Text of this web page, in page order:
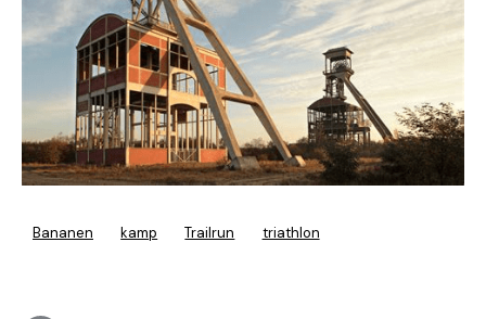
Bananen kamp Trailrun triathlon